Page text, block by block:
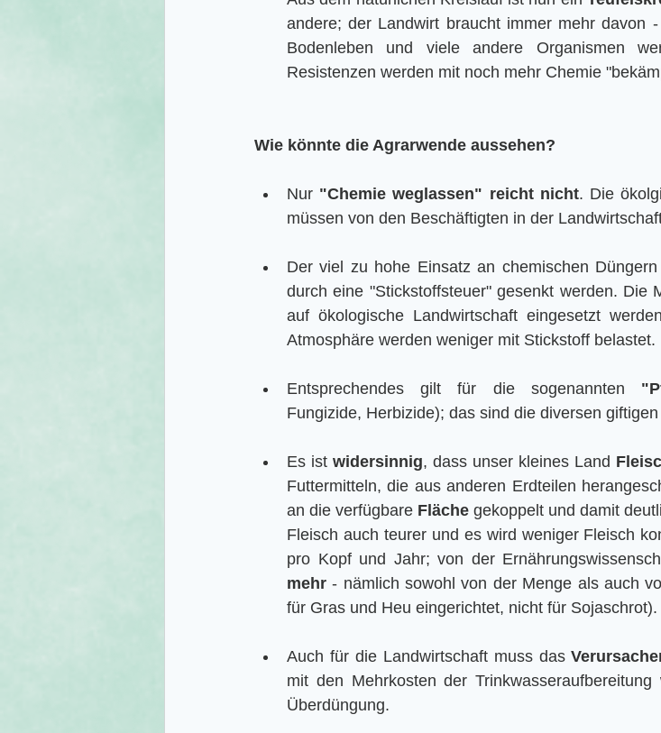
andere; der Landwirt braucht immer mehr davon
Bodenleben und viele andere Organismen
Resistenzen werden mit noch mehr Chemie
Wie könnte die Agrarwende aussehen?
Nur "Chemie weglassen" reicht nicht. Die
müssen von den Beschäftigten in der
Der viel zu hohe Einsatz an chemischen
durch eine "Stickstoffsteuer" gesenkt werden. Die
auf ökologische Landwirtschaft eingesetzt
Atmosphäre werden weniger mit Stickstoff belastet.
Entsprechendes gilt für die sogenannten
Fungizide, Herbizide); das sind die diversen
Es ist widersinnig, dass unser kleines Land
Futtermitteln, die aus anderen Erdteilen
an die verfügbare Fläche gekoppelt und damit
Fleisch auch teurer und es wird weniger Fleisch
pro Kopf und Jahr; von der
mehr - nämlich sowohl von der Menge als auch
für Gras und Heu eingerichtet, nicht für Sojaschrot).
Auch für die Landwirtschaft muss das
mit den Mehrkosten der
Überdüngung.